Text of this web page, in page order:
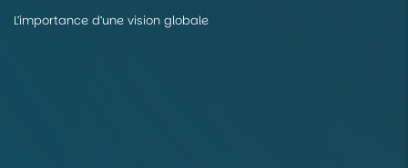
L’importance d’une vision globale